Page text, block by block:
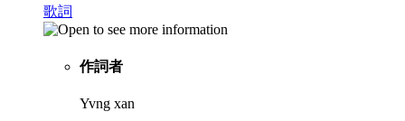
歌詞
作詞者
Yvng xan